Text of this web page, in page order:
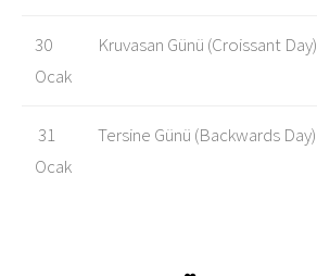
30
Ocak
Kruvasan Günü (Croissant Day)
31
Ocak
Tersine Günü (Backwards Day)